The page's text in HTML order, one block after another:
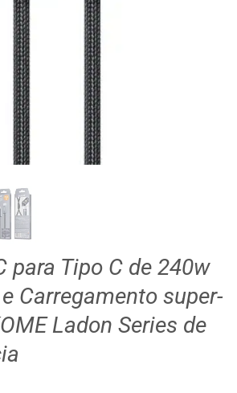
para Tipo C de 240w
Carregamento super-
Ladon Series de